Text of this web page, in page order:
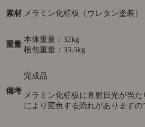
素材 メラミン化粧板（ウレタン塗装）
重量
本体重量：32kg
梱包重量：35.5kg
備考
完成品
メラミン化粧板に直射日光が当
により変色する恐れがありますの